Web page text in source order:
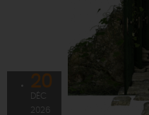
20
DÉC
2026